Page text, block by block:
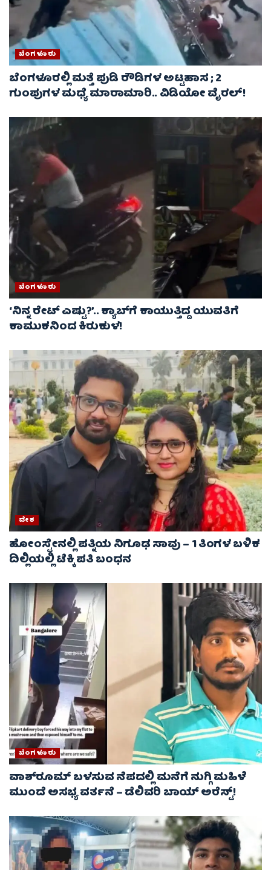
ಬೆಂಗಳೂರು
ಬೆಂಗಳೂರಲ್ಲಿ ಮತ್ತೆ ಪುಡಿ ರೌಡಿಗಳ ಅಟ್ಟಹಾಸ ; 2
ಗುಂಪುಗಳ ಮಧ್ಯೆ ಮಾರಾಮಾರಿ.. ವಿಡಿಯೋ ವೈರಲ್‌!
ಬೆಂಗಳೂರು
‘ನಿನ್ನ ರೇಟ್‌ ಎಷ್ಟು?’.. ಕ್ಯಾಬ್‌ಗೆ ಕಾಯುತ್ತಿದ್ದ ಯುವತಿಗೆ
ಕಾಮುಕನಿಂದ ಕಿರುಕುಳ!
ದೇಶ
ಹೋಂಸ್ಟೇನಲ್ಲಿ ಪತ್ನಿಯ ನಿಗೂಢ ಸಾವು – 1 ತಿಂಗಳ ಬಳಿಕ
ದಿಲ್ಲಿಯಲ್ಲಿ ಟೆಕ್ಕಿ ಪತಿ ಬಂಧನ
ಬೆಂಗಳೂರು
ವಾಶ್‌ರೂಮ್‌ ಬಳಸುವ ನೆಪದಲ್ಲಿ ಮನೆಗೆ ನುಗ್ಗಿ ಮಹಿಳೆ
ಮುಂದೆ ಅಸಭ್ಯ ವರ್ತನೆ – ಡೆಲಿವರಿ ಬಾಯ್ ಅರೆಸ್ಟ್‌!